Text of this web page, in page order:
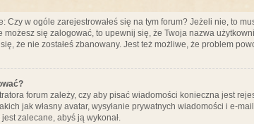
Czy w ogóle zarejestrowałeś się na tym forum? Jeżeli nie, to
się zalogować, to upewnij się, że Twoja nazwa
że nie zostałeś zbanowany. Jest też możliwe, że problem
forum zależy, czy aby pisać wiadomości konieczna jest
jak własny avatar, wysyłanie prywatnych wiadomości i e-
zalecane, abyś ją wykonał.